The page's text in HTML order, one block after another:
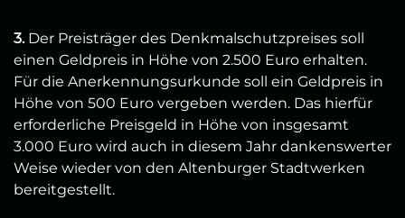
3. Der Preisträger des Denkmalschutzpreises soll
einen Geldpreis in Höhe von 2.500 Euro erhalten.
Für die Anerkennungsurkunde soll ein Geldpreis in
Höhe von 500 Euro vergeben werden. Das hierfür
erforderliche Preisgeld in Höhe von insgesamt
3.000 Euro wird auch in diesem Jahr dankenswerter
Weise wieder von den Altenburger Stadtwerken
bereitgestellt.